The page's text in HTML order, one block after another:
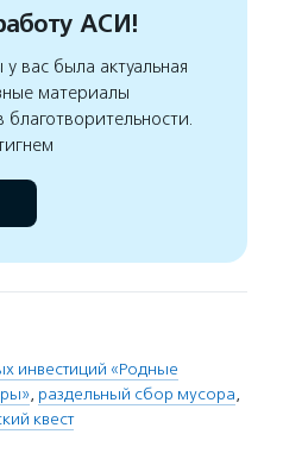
АСИ!
вас была актуальная
материалы
инвестиций «Родные
, раздельный сбор мусора,
квест